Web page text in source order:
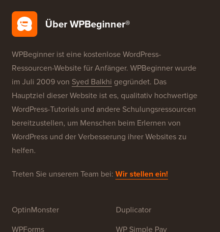
Kostenlose Blog-Einrichtung
Unsere Marken
Über WPBeginner®
WPBeginner ist eine kostenlose WordPress-
Ressourcen-Website für Anfänger. WPBeginner wurde
Hauptziel dieser Website ist es, qualitativ hochwertige
WordPress und der Verbesserung ihrer Websites zu
helfen.